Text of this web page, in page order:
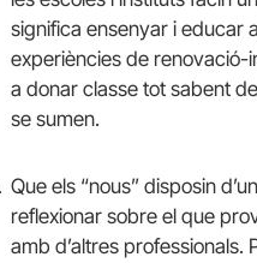
significa ensenyar i educar
experiències de renovació-
a donar classe tot sabent
se sumen.
Que els “nous” disposin
reflexionar sobre el que
amb d’altres